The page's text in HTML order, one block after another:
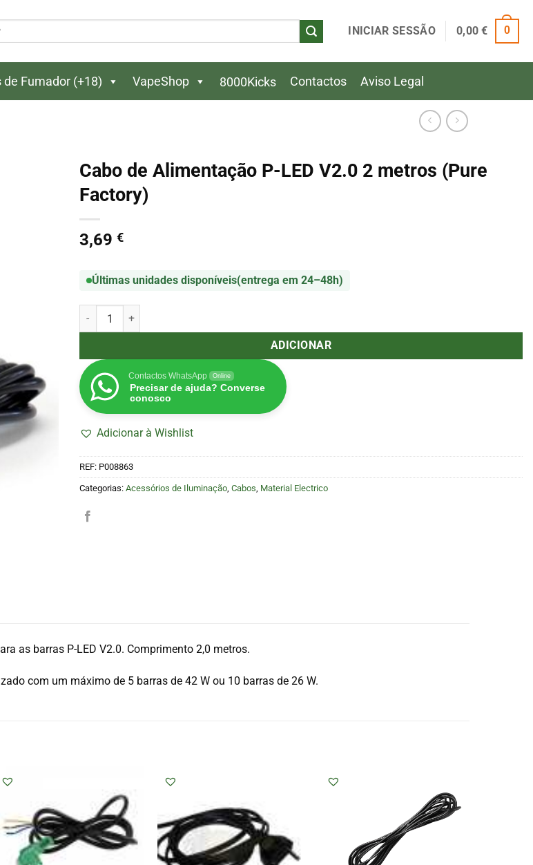
INICIAR SESSÃO 0,00€ 0
de Fumador (+18) VapeShop 8000Kicks Contactos Aviso Legal
Cabo de Alimentação P-LED V2.0 2 metros (Pure
Factory)
3,69 €
Últimas unidades disponíveis(entrega em 24–48h)
Quantidade de Cabo de Alimentação P-LED V2.0 2 metros (Pure Factory)
ADICIONAR
Contactos WhatsApp Online
Precisar de ajuda? Converse
conosco
Adicionar à Wishlist
REF: P008863
Categorias: Acessórios de Iluminação Cabos Material Electrico
as barras P-LED V2.0. Comprimento 2,0 metros.
com um máximo de 5 barras de 42 W ou 10 barras de 26 W.